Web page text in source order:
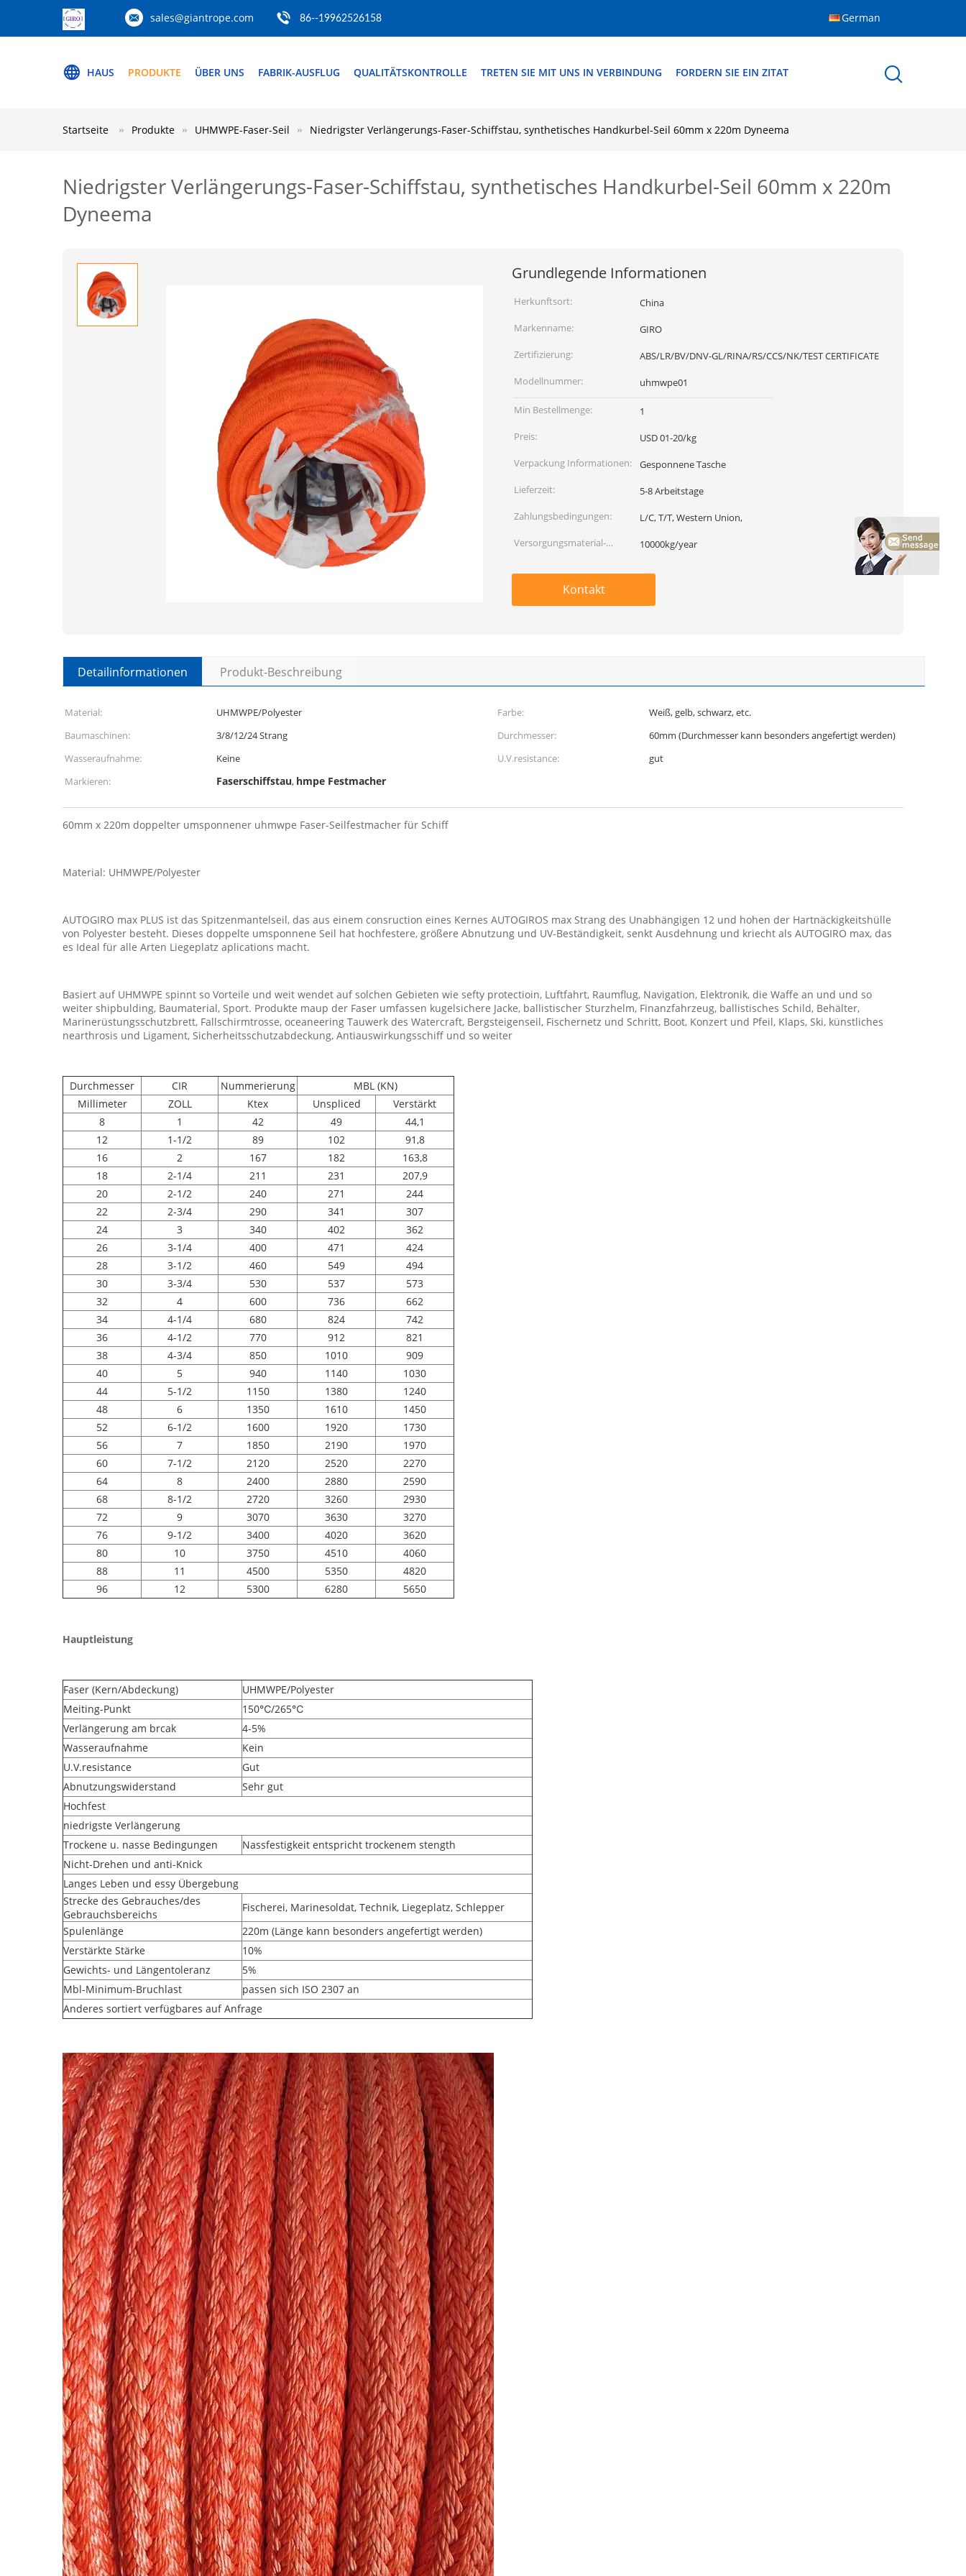
sales@giantrope.com 86--19962526158 German
HAUS PRODUKTE ÜBER UNS FABRIK-AUSFLUG QUALITÄTSKONTROLLE TRETEN SIE MIT UNS IN VERBINDUNG FORDERN SIE EIN ZITAT
Startseite Produkte UHMWPE-Faser-Seil Niedrigster Verlängerungs-Faser-Schiffstau, synthetisches Handkurbel-Seil 60mm x 220m Dyneema
Niedrigster Verlängerungs-Faser-Schiffstau, synthetisches Handkurbel-Seil 60mm x 220m
Dyneema
Grundlegende Informationen
Herkunftsort:
China
Markenname:
GIRO
Zertifizierung:
ABS/LR/BV/DNV-GL/RINA/RS/CCS/NK/TEST CERTIFICATE
Modellnummer:
uhmwpe01
Min Bestellmenge:
1
Preis:
USD 01-20/kg
Verpackung Informationen:
Gesponnene Tasche
Lieferzeit:
5-8 Arbeitstage
Zahlungsbedingungen:
L/C, T/T, Western Union,
Versorgungsmaterial-
10000kg/year
Kontakt
Detailinformationen Produkt-Beschreibung
Material: UHMWPE/Polyester Farbe:
Weiß, gelb, schwarz, etc.
Baumaschinen:
3/8/12/24 Strang Durchmesser:
60mm (Durchmesser kann besonders angefertigt werden)
Wasseraufnahme:
Keine U.V.resistance:
gut
Markieren:
Faserschiffstau, hmpe Festmacher
60mm x 220m doppelter umsponnener uhmwpe Faser-Seilfestmacher für Schiff
Material: UHMWPE/Polyester
AUTOGIRO max PLUS ist das Spitzenmantelseil, das aus einem consruction eines Kernes AUTOGIROS max Strang des Unabhängigen 12 und hohen der Hartnäckigkeitshülle
von Polyester besteht. Dieses doppelte umsponnene Seil hat hochfestere, größere Abnutzung und UV-Beständigkeit, senkt Ausdehnung und kriecht als AUTOGIRO max, das
es Ideal für alle Arten Liegeplatz aplications macht.
Basiert auf UHMWPE spinnt so Vorteile und weit wendet auf solchen Gebieten wie sefty protectioin, Luftfahrt, Raumflug, Navigation, Elektronik, die Waffe an und und so
weiter shipbulding, Baumaterial, Sport. Produkte maup der Faser umfassen kugelsichere Jacke, ballistischer Sturzhelm, Finanzfahrzeug, ballistisches Schild, Behälter,
Marinerüstungsschutzbrett, Fallschirmtrosse, oceaneering Tauwerk des Watercraft, Bergsteigenseil, Fischernetz und Schritt, Boot, Konzert und Pfeil, Klaps, Ski, künstliches
nearthrosis und Ligament, Sicherheitsschutzabdeckung, Antiauswirkungsschiff und so weiter
Durchmesser CIR Nummerierung
MBL (KN)
Millimeter
ZOLL Ktex Unspliced
Verstärkt
8
1 42 49
44,1
12
1-1/2 89 102
91,8
16
2 167 182
163,8
18
2-1/4 211 231
207,9
20
2-1/2 240 271
244
22
2-3/4 290 341
307
24
3 340 402
362
26
3-1/4 400 471
424
28
3-1/2 460 549
494
30
3-3/4 530 537
573
32
4 600 736
662
34
4-1/4 680 824
742
36
4-1/2 770 912
821
38
4-3/4 850 1010
909
40
5 940 1140
1030
44
5-1/2 1150 1380
1240
48
6 1350 1610
1450
52
6-1/2 1600 1920
1730
56
7 1850 2190
1970
60
7-1/2 2120 2520
2270
64
8 2400 2880
2590
68
8-1/2 2720 3260
2930
72
9 3070 3630
3270
76
9-1/2 3400 4020
3620
80
10 3750 4510
4060
88
11 4500 5350
4820
96
12 5300 6280 5650
Hauptleistung
Faser (Kern/Abdeckung)
UHMWPE/Polyester
Meiting-Punkt
150℃/265℃
Verlängerung am brcak
4-5%
Wasseraufnahme
Kein
U.V.resistance
Gut
Abnutzungswiderstand
Sehr gut
Hochfest
niedrigste Verlängerung
Trockene u. nasse Bedingungen
Nassfestigkeit entspricht trockenem stength
Nicht-Drehen und anti-Knick
Langes Leben und essy Übergebung
Strecke des Gebrauches/des
Gebrauchsbereichs
Fischerei, Marinesoldat, Technik, Liegeplatz, Schlepper
Spulenlänge
220m (Länge kann besonders angefertigt werden)
Verstärkte Stärke
10%
Gewichts- und Längentoleranz
5%
Mbl-Minimum-Bruchlast
passen sich ISO 2307 an
Anderes sortiert verfügbares auf Anfrage